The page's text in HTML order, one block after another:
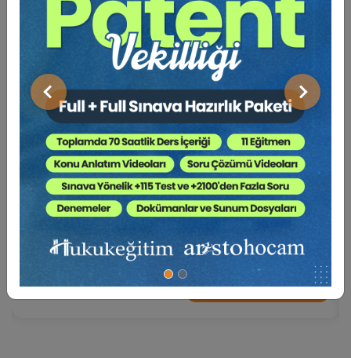
Önceki Sonraki
Hukuk Eğitim
Hesaplamalar (2 Eğitmen - 3 Video)
6000 TL Sepete Ekle